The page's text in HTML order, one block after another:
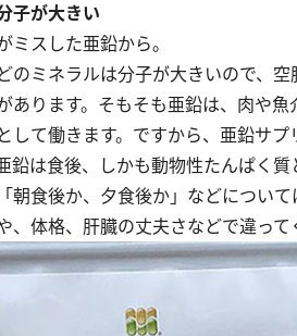
子が大きい
スした亜鉛から。
のミネラルは分子が大きいので、
あります。そもそも亜鉛は、肉や
して働きます。ですから、亜鉛サ
鉛は食後、しかも動物性たんぱく質
朝食後か、夕食後か」などについ
、体格、肝臓の丈夫さなどで違っ